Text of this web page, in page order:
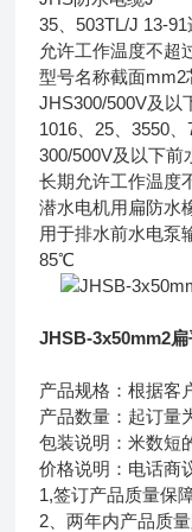
35、503TL/J 13-
允许工作温度不超
型号名称截面mm2
JHS300/500V及以
1016、25、3550
300/500V及以下前
长期允许工作温度
潜水电机用扁防水
用于排水前水电泵
85℃
JHSB-3x50mm2
产品规格：根据客
产品数量：起订量
包装说明：米数短
价格说明：电话商
1,签订产品质量保
2、两年内产品质